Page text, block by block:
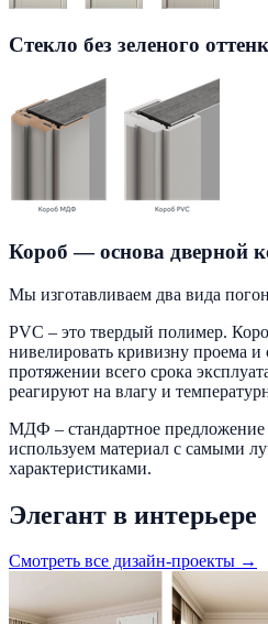
Стекло без зеленого
Короб — основа дверной
Мы изготавливаем два вида
PVC – это твердый полимер.
нивелировать кривизну проема и
протяжении всего срока
реагируют на влагу и
МДФ – стандартное
используем материал с самыми
характеристиками.
Элегант в интерьере
Смотреть все дизайн-проекты →